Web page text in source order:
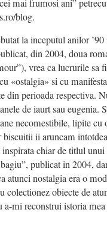
mai frumosi ani”
blog.
la inceputul anilor
din 2004, doua
vrea ca lucrurile sa
«ostalgia» si cu
din perioada respectiva.
de iaurt sau eugenia.
necomestibile, lipite cu
ii aruncam
chiar de titlul
publicat in 2004,
atunci nostalgia era o
colectionez obiecte de
mi reconstrui istoria